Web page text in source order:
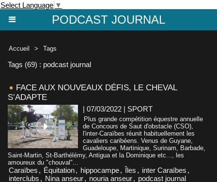
Select Language ▼
PODCAST JOURNAL
Accueil > Tags
Tags (69) : podcast journal
FACE AUX NOUVEAUX DÉFIS, LE CHEVAL
S’ADAPTE
| 07/03/2022 | SPORT
Plus grande compétition équestre annuelle
de Concours de Saut d'obstacle (CSO),
l'inter-Caraïbes réunit habituellement les
cavaliers caribéens. Venus de Guyane,
Guadeloupe, Martinique, Surinam, Barbade,
Saint-Martin, St-Barthélémy, Antigua et la Dominique etc..., les
amoureux du "chouval"...
Caraïbes , Équitation, hippocampe, Îles , inter Caraïbes ,
interclubs , Nina anseur, nouria anseur, podcast journal